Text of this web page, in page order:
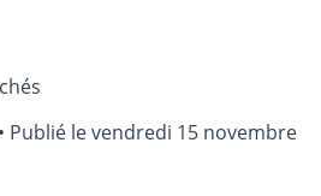
• Publié levendredi 15 novembre